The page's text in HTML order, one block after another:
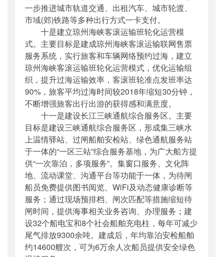
一步推进城市轨道交通、出租汽车、城市轮渡、
市域(郊)铁路等多种出行方式一卡支付。
十是建立琼州海峡客滚运输班轮化运营模
式。主要目标是建成琼州海峡客滚运输联网售票
服务系统，实行旅客和车辆网络预约过海，建立
琼州海峡客滚运输班轮化运营模式，优化运输组
织，提升过海运输效率，客滚班轮准点发班率达
90%，旅客平均过海时间较2018年缩短30分钟，
不断增强旅客出行出游的获得感和满意度。
十一是建设长江三峡通航综合服务区。主要
目标是建设三峡通航综合服务区，形成集三峡水
上温情驿站、过闸船舶安检站、绿色通航服务站
于一体的“一区三站”综合服务基地，为广大船方提
供“一次靠泊，多项服务”。集窗口服务、文化阵
地、流动课堂、沟通平台等功能于一体，为待闸
船员免费提供图书阅览、WiFi及动态健康诊断等
服务；通过现场预排档、闸次匹配等措施缩短待
闸时间，提供海事相关业务咨询、办理服务；建
设32个船电宝和8个社会船舶充电柱，每年可减少
尾气排放9300余吨。建成后，年均靠泊安检船舶
约14600艘次，可为6万余人次船员提供安全绿色